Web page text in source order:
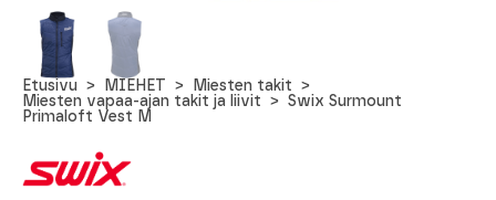
Etusivu MIEHET
Miesten takit
Miesten vapaa-ajan takit ja liivit
Swix Surmount
Primaloft Vest M